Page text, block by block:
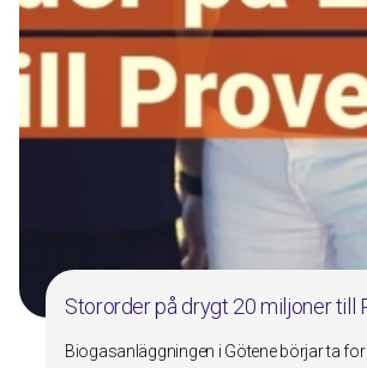
Stororder på drygt 20 miljoner till
Biogasanläggningen i Götene börjar ta